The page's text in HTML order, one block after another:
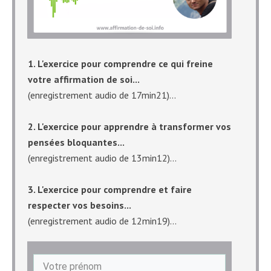
​1. L'exercice pour comprendre ce qui freine
votre affirmation de soi...
(enregistrement audio de 17min21)...
2. L'exercice pour apprendre à transformer vos
pensées bloquantes...
(enregistrement audio de 13min12)...
3. L'exercice pour comprendre et faire
respecter vos besoins...
(enregistrement audio de 12min19)...